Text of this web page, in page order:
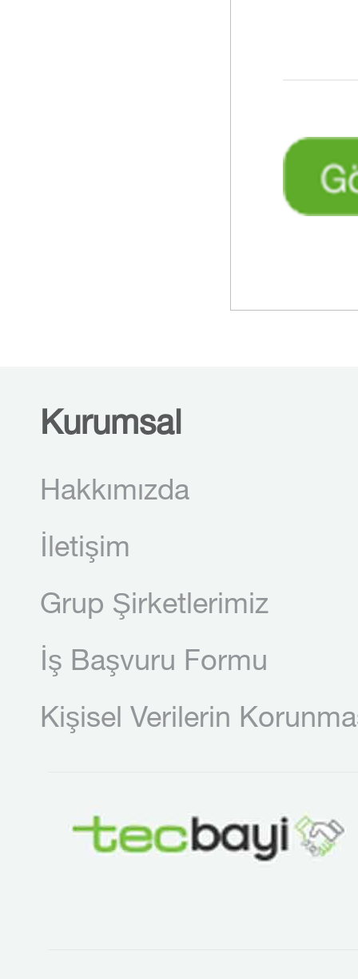
Kurumsal
Hakkımızda
İletişim
Grup Şirketlerimiz
İş Başvuru Formu
Kişisel Verilerin